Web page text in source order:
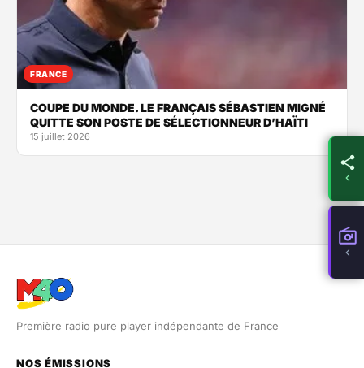
FRANCE
COUPE DU MONDE. LE FRANÇAIS SÉBASTIEN MIGNÉ
QUITTE SON POSTE DE SÉLECTIONNEUR D’HAÏTI
15 juillet 2026
Première radio pure player indépendante de France
NOS ÉMISSIONS